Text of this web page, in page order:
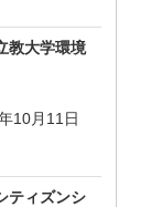
教大学環境
10月11日
ティズンシ